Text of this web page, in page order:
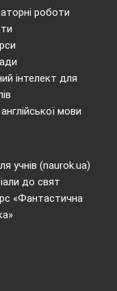
роботи
інтелект для
мови
учнів (naurok.ua)
до свят
«Фантастична